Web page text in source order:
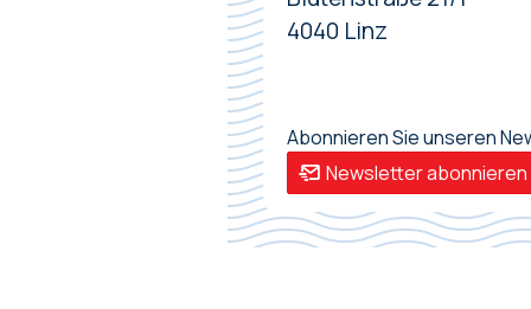
4040 Linz
Abonnieren Sie unseren
Newsletter abonnieren